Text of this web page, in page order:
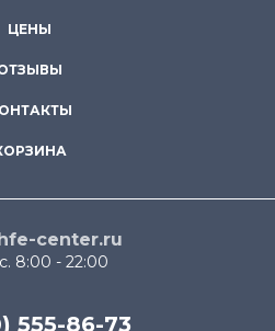
ЦЕНЫ
center.ru
8:00 - 22:00
555-86-73